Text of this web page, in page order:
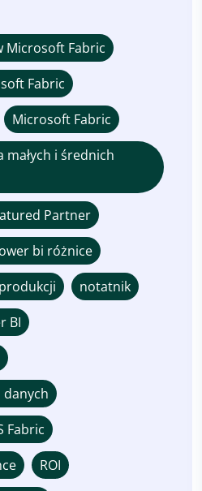
Microsoft Fabric
Fabric
Microsoft Fabric
i średnich
Partner
bi różnice
notatnik
BI
danych
Fabric
ROI